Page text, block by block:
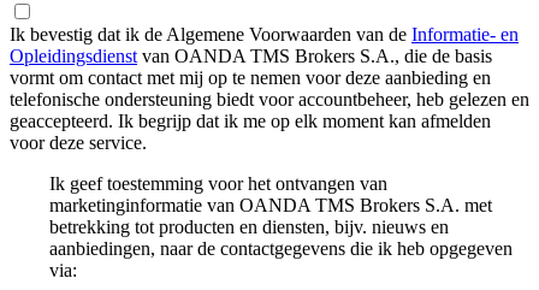
Ik bevestig dat ik de Algemene Voorwaarden van de Informatie- en
Opleidingsdienst van OANDA TMS Brokers S.A., die de basis
vormt om contact met mij op te nemen voor deze aanbieding en
telefonische ondersteuning biedt voor accountbeheer, heb gelezen en
geaccepteerd. Ik begrijp dat ik me op elk moment kan afmelden
voor deze service.
Ik geef toestemming voor het ontvangen van
marketinginformatie van OANDA TMS Brokers S.A. met
betrekking tot producten en diensten, bijv. nieuws en
aanbiedingen, naar de contactgegevens die ik heb opgegeven
via: